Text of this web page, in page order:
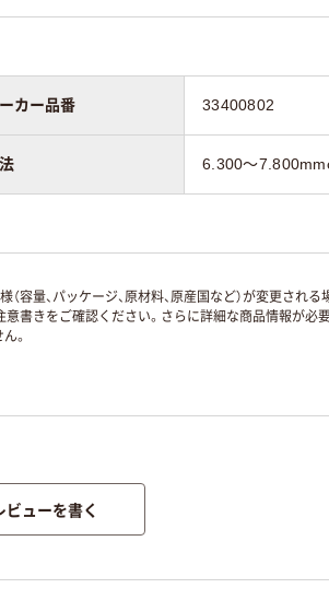
カー品番 33400802
6.300～
量、パッケージ、原材料、原産国など）が変更され
きをご確認ください。さらに詳細な商品情報が必
。
ビューを書く